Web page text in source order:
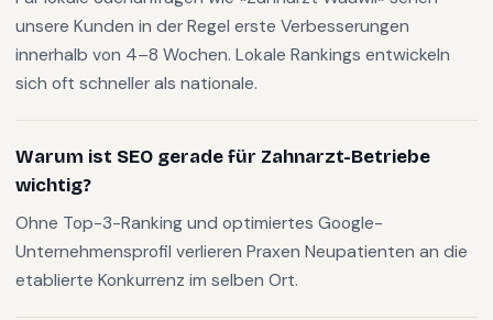
unsere Kunden in der Regel erste Verbesserungen
innerhalb von 4–8 Wochen. Lokale Rankings entwickeln
sich oft schneller als nationale.
Warum ist SEO gerade für Zahnarzt-Betriebe
wichtig?
Ohne Top-3-Ranking und optimiertes Google-
Unternehmensprofil verlieren Praxen Neupatienten an die
etablierte Konkurrenz im selben Ort.